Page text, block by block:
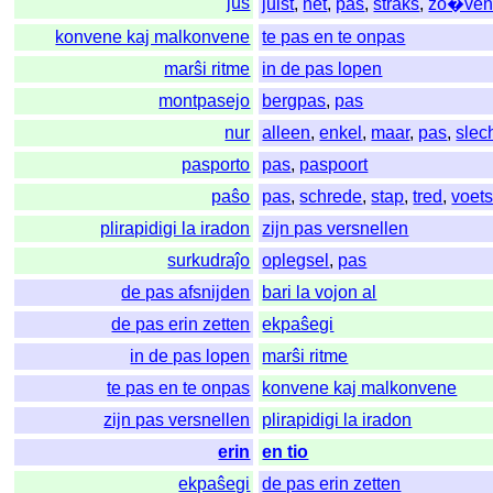
juist, net, pas,straks,zo�ven
konvene kaj malkonvene
te pas en te onpas
marŝi ritme
in de pas lopen
montpasejo
bergpas, pas
nur
alleen,enkel , maar, pas,
pasporto
pas, paspoort
paŝo
pas,schrede,stap,tred,
plirapidigi la iradon
zijn pas versnellen
surkudraĵo
oplegsel , pas
de pas afsnijden
bari la vojon al
de pas erin zetten
ekpaŝegi
in de pas lopen
marŝi ritme
te pas en te onpas
konvene kaj malkonvene
zijn pas versnellen
plirapidigi la iradon
erin
en tio
ekpaŝegi
de pas erin zetten